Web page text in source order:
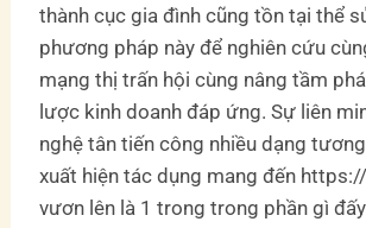
thành cục gia đình cũng tồn tại thể
phương pháp này để nghiên cứu
mạng thị trấn hội cùng nâng tầm
lược kinh doanh đáp ứng. Sự liên
nghệ tân tiến công nhiều dạng
xuất hiện tác dụng mang đến
vươn lên là 1 trong trong phần gì